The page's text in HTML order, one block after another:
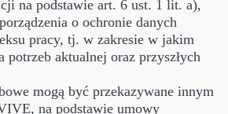
na podstawie art. 6 ust. 1 lit. a),
o ochronie danych
pracy, tj. w zakresie w jakim
potrzeb aktualnej oraz przyszłych
mogą być przekazywane innym
na podstawie umowy